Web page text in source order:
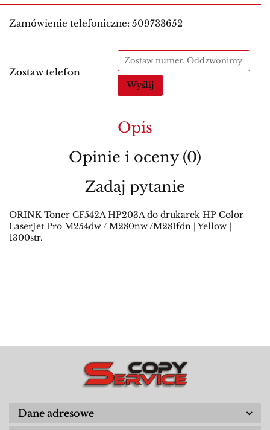
Zamówienie telefoniczne: 509733652
Zostaw telefon
Wyślij
Opis
Opinie i oceny (0)
Zadaj pytanie
ORINK Toner CF542A HP203A do drukarek HP Color
LaserJet Pro M254dw / M280nw /M281fdn | Yellow |
1300str.
Dane adresowe